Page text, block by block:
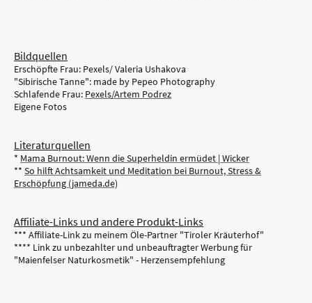
Bildquellen
Erschöpfte Frau: Pexels/ Valeria Ushakova
"Sibirische Tanne": made by Pepeo Photography
Schlafende Frau: Pexels/Artem Podrez
Eigene Fotos
Literaturquellen
* Mama Burnout: Wenn die Superheldin ermüdet | Wicker
** So hilft Achtsamkeit und Meditation bei Burnout, Stress &
Erschöpfung (jameda.de)
Affiliate-Links und andere Produkt-Links
*** Affiliate-Link zu meinem Öle-Partner "Tiroler Kräuterhof"
**** Link zu unbezahlter und unbeauftragter Werbung für
"Maienfelser Naturkosmetik" - Herzensempfehlung